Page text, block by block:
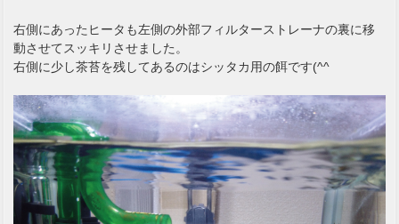
右側にあったヒータも左側の外部フィルターストレーナの裏に移
動させてスッキリさせました。
右側に少し茶苔を残してあるのはシッタカ用の餌です(^^ゞ